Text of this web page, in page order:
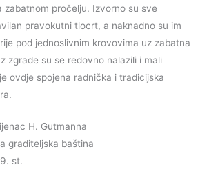
zabatnom pročelju. Izvorno su sve
pravokutni tlocrt, a naknadno su im
pod jednoslivnim krovovima uz zabatna
zgrade su se redovno nalazili i mali
ovdje spojena radnička i tradicijska
H. Gutmanna
graditeljska baština
st.